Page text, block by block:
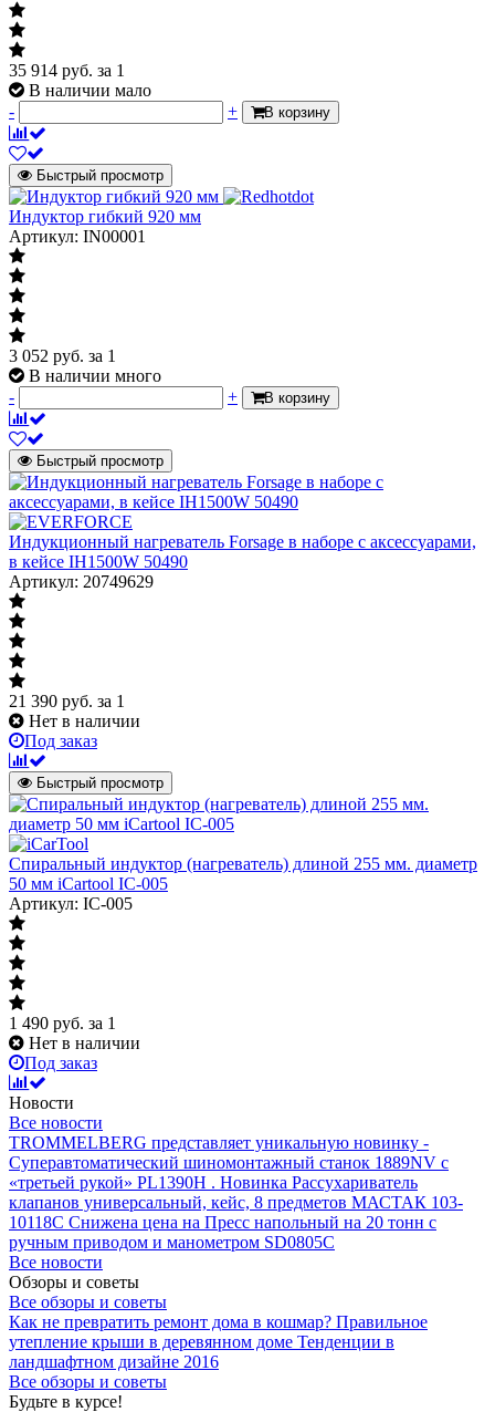
35 914 руб. за 1
В наличии мало
-
+ В корзину
Быстрый просмотр
Индуктор гибкий 920 мм
Артикул: IN00001
3 052 руб. за 1
В наличии много
-
+ В корзину
Быстрый просмотр
Индукционный нагреватель Forsage в наборе с аксессуарами,
в кейсе IH1500W 50490
Артикул: 20749629
21 390 руб. за 1
Нет в наличии
Под заказ
Быстрый просмотр
Спиральный индуктор (нагреватель) длиной 255 мм. диаметр
50 мм iCartool IC-005
Артикул: IC-005
1 490 руб. за 1
Нет в наличии
Под заказ
Новости
Все новости
TROMMELBERG представляет уникальную новинку -
Суперавтоматический шиномонтажный станок 1889NV с
«третьей рукой» PL1390H . Новинка Рассухариватель
клапанов универсальный, кейс, 8 предметов МАСТАК 103-
10118C Снижена цена на Пресс напольный на 20 тонн с
ручным приводом и манометром SD0805C
Все новости
Обзоры и советы
Все обзоры и советы
Как не превратить ремонт дома в кошмар? Правильное
утепление крыши в деревянном доме Тенденции в
ландшафтном дизайне 2016
Все обзоры и советы
Будьте в курсе!